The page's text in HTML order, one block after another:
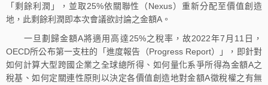
「剩餘利潤」，並取25%依關聯性（Nexus）重新分配至價值創造
地，此剩餘利潤即本次會議欲討論之金額A。
一旦劃歸金額A將適用高達25%之稅率，故2022年7月11日，
OECD所公布第一支柱的「進度報告（Progress Report）」，即針對
如何計算大型跨國企業之全球總所得、如何量化系爭所得為金額A之
稅基、如何定關連性原則以決定各價值創造地對金額A徵稅權之有無